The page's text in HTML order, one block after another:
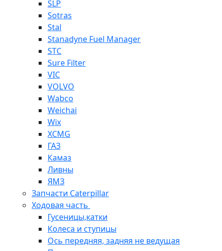
SLP
Sotras
Stal
Stanadyne Fuel Manager
STC
Sure Filter
VIC
VOLVO
Wabco
Weichai
Wix
XCMG
ГАЗ
Камаз
Ливны
ЯМЗ
Запчасти Caterpillar
Ходовая часть
Гусеницы,катки
Колеса и ступицы
Ось передняя, задняя не ведущая